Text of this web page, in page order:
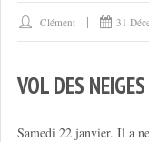
Clément 31
VOL DES NEIGES
Samedi 22 janvier. Il a